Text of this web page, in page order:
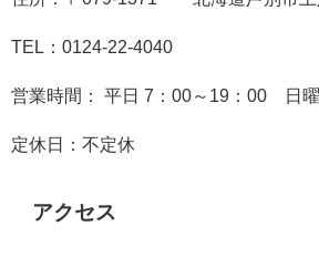
TEL：0124-22-4040
営業時間： 平日 7：00～19：00 日
定休日：不定休
アクセス